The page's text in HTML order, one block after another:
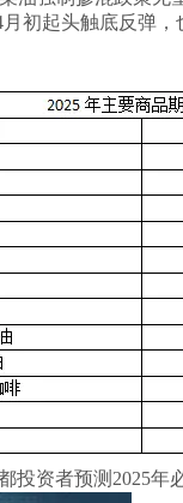
初起头触底反弹
资者预测2025年